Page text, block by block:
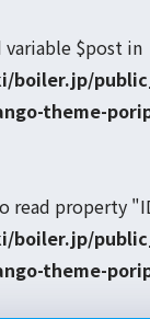
variable $post in
boiler.jp/
theme-
read property
boiler.jp/
theme-